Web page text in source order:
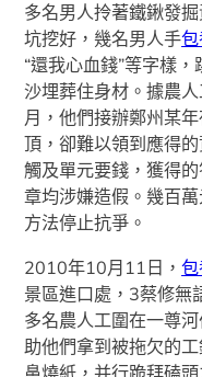
多名男人拎著鐵鍬發
坑挖好，幾名男人手
“還我心血錢”等字樣
沙埋葬住身材。據農
月，他們接辦鄭州某
頂，卻難以領到應得
觸及單元要錢，獲得
章均涉嫌造假。幾百
方法停止抗爭。
2010年10月11日，
景區進口處，3蔡修無
多名農人工圍在一尊
助他們拿到被拖欠的
鼻燒紙，并行跪拜磕